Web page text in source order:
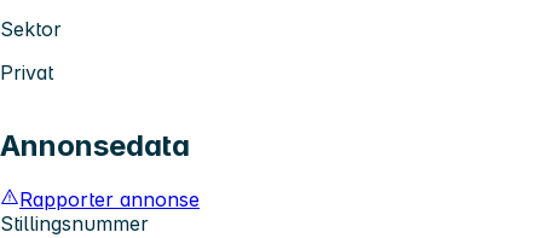
Sektor
Privat
Annonsedata
Rapporter annonse
Stillingsnummer